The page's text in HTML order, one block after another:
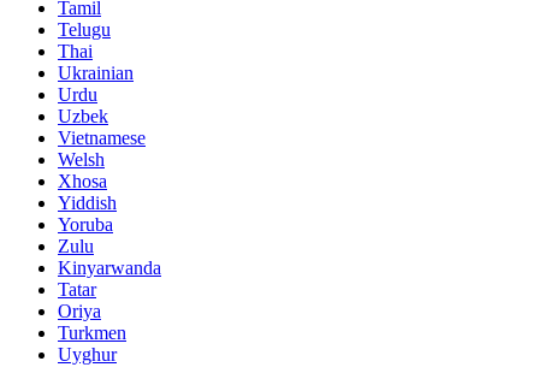
Tamil
Telugu
Thai
Ukrainian
Urdu
Uzbek
Vietnamese
Welsh
Xhosa
Yiddish
Yoruba
Zulu
Kinyarwanda
Tatar
Oriya
Turkmen
Uyghur